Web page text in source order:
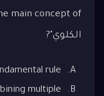
الكلوي"?
rule
multiple